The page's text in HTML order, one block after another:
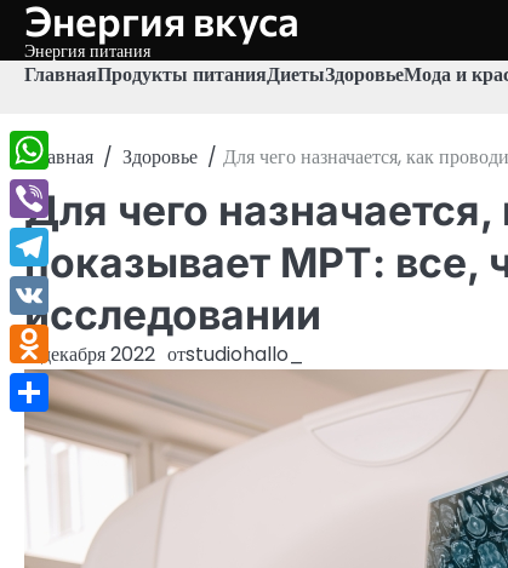
Перейти
содержимому
Энергия вкуса
Энергия питания
ГлавнаяПродукты питанияДиетыЗдоровьеМода и
Главная Здоровье Для чего назначается, как
Для чего
показывает МРТ: все,
исследовании
11 декабря 2022 отstudiohallo_
WhatsApp
Viber
Telegram
VK
Odnoklassniki
Отправить